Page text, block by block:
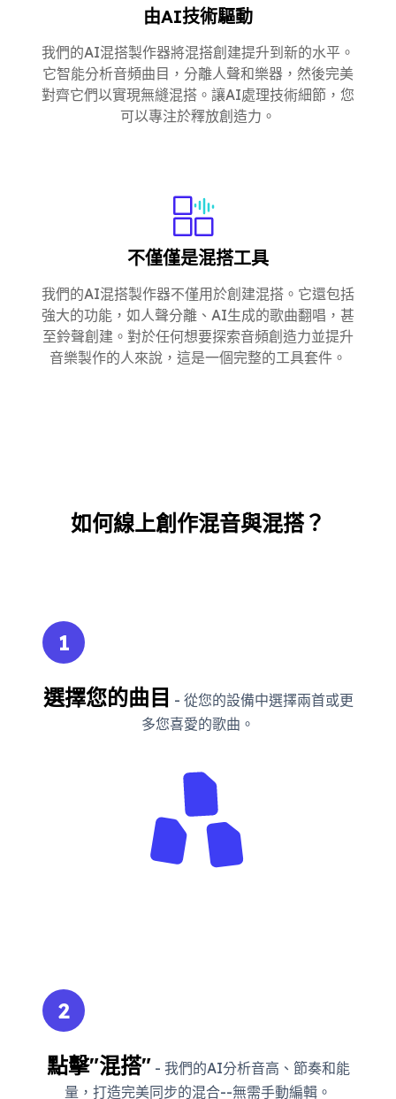
由AI技術驅動
我們的AI混搭製作器將混搭創建提升到新的水平。
它智能分析音頻曲目，分離人聲和樂器，然後完美
對齊它們以實現無縫混搭。讓AI處理技術細節，您
可以專注於釋放創造力。
不僅僅是混搭工具
我們的AI混搭製作器不僅用於創建混搭。它還包括
強大的功能，如人聲分離、AI生成的歌曲翻唱，甚
至鈴聲創建。對於任何想要探索音頻創造力並提升
音樂製作的人來說，這是一個完整的工具套件。
如何線上創作混音與混搭？
1
選擇您的曲目 - 從您的設備中選擇兩首或更
多您喜愛的歌曲。
2
點擊"混搭" - 我們的AI分析音高、節奏和能
量，打造完美同步的混合--無需手動編輯。